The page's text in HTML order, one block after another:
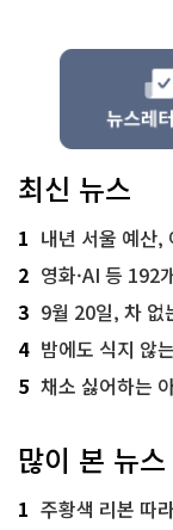
최신 뉴스
1 내년 서울 예산,
2 영화·AI 등 192
3 9월 20일, 차 없는
4 밤에도 식지 않
5 채소 싫어하는 아
많이 본 뉴스
1 주황색 리본 따라